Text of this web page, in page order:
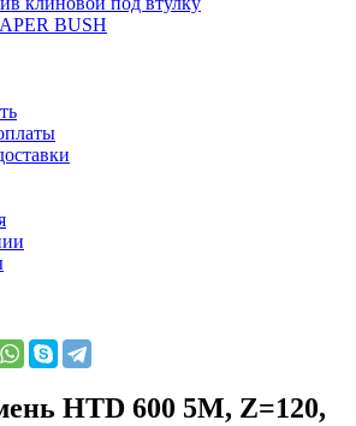
BUSH
HTD 600 5M, Z=120,